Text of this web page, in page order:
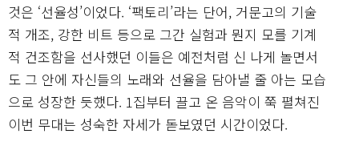
것은 ‘선율성’이었다. ‘팩토리’라는 단어, 거문고의 기술
적 개조, 강한 비트 등으로 그간 실험과 뭔지 모를 기계
적 건조함을 선사했던 이들은 예전처럼 신 나게 놀면서
도 그 안에 자신들의 노래와 선율을 담아낼 줄 아는 모습
으로 성장한 듯했다. 1집부터 끌고 온 음악이 쭉 펼쳐진
이번 무대는 성숙한 자세가 돋보였던 시간이었다.